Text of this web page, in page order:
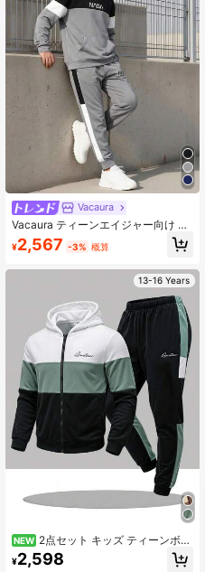
Vacaura
Vacaura ティーンエイジャー向け カ
ジュアルクールなパーカースウェッ
トとパンツ 2点セット
¥2,567 -3% 概算
13-16 Years
NEW 2点セット キッズ ティーンボー
イ カジュアル カラーブロック フー
デッドスウェットシャツ オリーブグ
¥2,598